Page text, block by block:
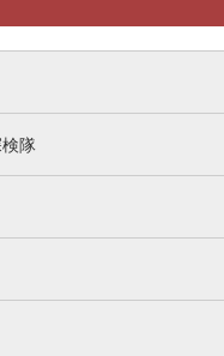
隊